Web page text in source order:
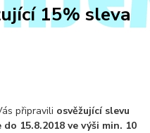
15% sleva
připravili osvěžující slevu
15.8.2018 ve výši min. 10